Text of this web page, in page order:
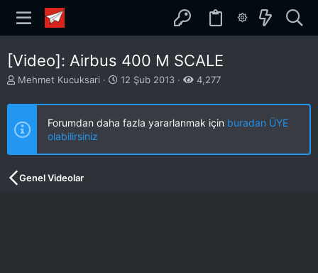
[Video]: Airbus 400 M SCALE
K
n
u
u
b
a
Mehmet Kucuksari
B
ş
a
g
12 Şub 2013 4,277
Forumdan daha fazla yararlanmak için buradan ÜYE
olabilirsiniz
Genel Videolar